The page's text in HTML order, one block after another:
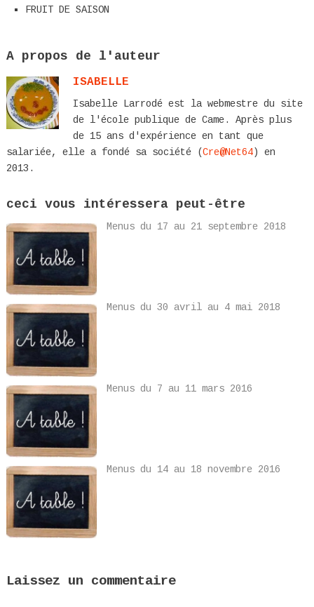
FRUIT DE SAISON
A propos de l'auteur
ISABELLE
Isabelle Larrodé est la webmestre du site
de l'école publique de Came. Après plus
de 15 ans d'expérience en tant que
salariée, elle a fondé sa société (Cre@Net64) en
2013.
ceci vous intéressera peut-être
Menus du 17 au 21 septembre 2018
Menus du 30 avril au 4 mai 2018
Menus du 7 au 11 mars 2016
Menus du 14 au 18 novembre 2016
Laissez un commentaire